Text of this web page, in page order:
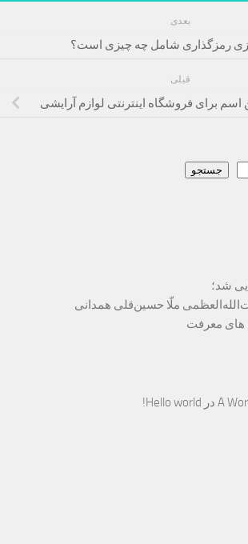
بعدی
رمزگذاری شامل چه چیزی است؟
قبلی
اسم برای فروشگاه اینترنتی لوازم آرایشی
جستجو
ملّا حسین‌قلی همدانی
های معرفت
A در Hello world!